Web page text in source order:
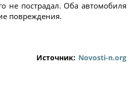
не пострадал. Оба автомобиля
повреждения.
Источник: Novosti-n.org